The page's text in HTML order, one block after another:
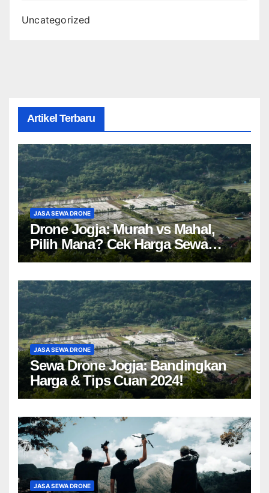
Uncategorized
Artikel Terbaru
JASA SEWA DRONE
Drone Jogja: Murah vs Mahal,
Pilih Mana? Cek Harga Sewa
Drone Yogyakarta!
JASA SEWA DRONE
Sewa Drone Jogja: Bandingkan
Harga & Tips Cuan 2024!
JASA SEWA DRONE